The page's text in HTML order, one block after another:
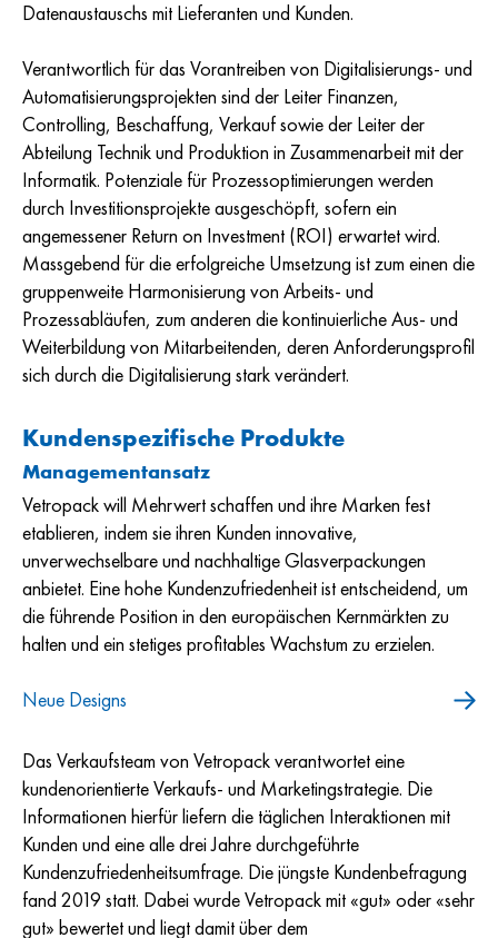
Datenaustauschs mit Lieferanten und Kunden.
Verantwortlich für das Vorantreiben von Digitalisierungs- und
Automatisierungsprojekten sind der Leiter Finanzen,
Controlling, Beschaffung, Verkauf sowie der Leiter der
Abteilung Technik und Produktion in Zusammenarbeit mit der
Informatik. Potenziale für Prozessoptimierungen werden
durch Investitionsprojekte ausgeschöpft, sofern ein
angemessener Return on Investment (ROI) erwartet wird.
Massgebend für die erfolgreiche Umsetzung ist zum einen die
gruppenweite Harmonisierung von Arbeits- und
Prozessabläufen, zum anderen die kontinuierliche Aus- und
Weiterbildung von Mitarbeitenden, deren Anforderungsprofil
sich durch die Digitalisierung stark verändert.
Kundenspezifische Produkte
Managementansatz
Vetropack will Mehrwert schaffen und ihre Marken fest
etablieren, indem sie ihren Kunden innovative,
unverwechselbare und nachhaltige Glasverpackungen
anbietet. Eine hohe Kundenzufriedenheit ist entscheidend, um
die führende Position in den europäischen Kernmärkten zu
halten und ein stetiges profitables Wachstum zu erzielen.
Neue Designs
Das Verkaufsteam von Vetropack verantwortet eine
kundenorientierte Verkaufs- und Marketingstrategie. Die
Informationen hierfür liefern die täglichen Interaktionen mit
Kunden und eine alle drei Jahre durchgeführte
Kundenzufriedenheitsumfrage. Die jüngste Kundenbefragung
fand 2019 statt. Dabei wurde Vetropack mit «gut» oder «sehr
gut» bewertet und liegt damit über dem